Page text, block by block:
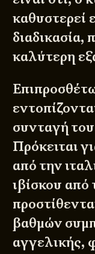
καθυστερεί
διαδικασία,
καλύτερη
συνταγή
Πρόκειται
από την
ιβίσκου από
βαθμών
αγγελικής,